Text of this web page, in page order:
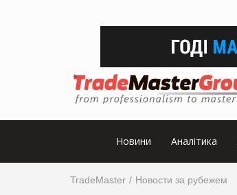
Новини Аналітика
TradeMaster Новости за рубежем